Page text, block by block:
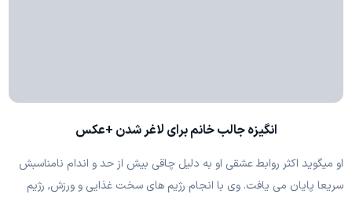
انگیزه جالب خانم برای لاغر شدن +عکس
او ميگويد اکثر روابط عشقي او به دليل چاقي بيش از حد و اندام نامناسبش
سريعا پايان مي يافت. وي با انجام رژيم هاي سخت غذايي و ورزش, رژیم